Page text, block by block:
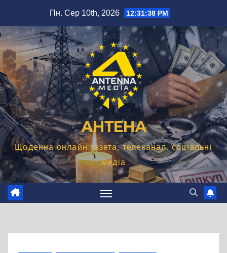
вмісту
Пн. Сер 10th, 2026 12:31:39 PM
АНТЕНА
Щоденна онлайн газета, телеканал, соціальні
медіа